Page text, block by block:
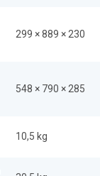
299 × 889 × 230
548 × 790 × 285
10,5 kg